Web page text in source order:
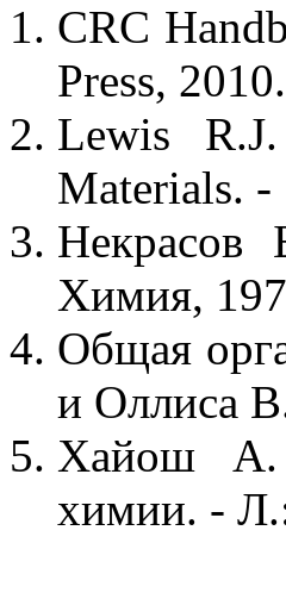
CRC
Press,
Lewis
Materials.
Химия,
Общая
и Оллиса
Хайош А.
химии. -